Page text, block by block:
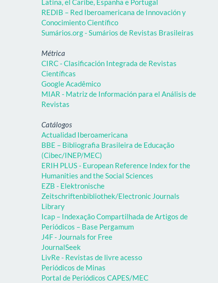
Latina, el Caribe, Espanha e Portugal
REDIB – Red Iberoamericana de Innovación y
Conocimiento Científico
Sumários.org - Sumários de Revistas Brasileiras
Métrica
CIRC - Clasificación Integrada de Revistas
Científicas
Google Acadêmico
MIAR - Matriz de Información para el Análisis de
Revistas
Catálogos
Actualidad Iberoamericana
BBE – Bibliografia Brasileira de Educação
(Cibec/INEP/MEC)
ERIH PLUS - European Reference Index for the
Humanities and the Social Sciences
EZB - Elektronische
Zeitschriftenbibliothek/Electronic Journals
Library
Icap – Indexação Compartilhada de Artigos de
Periódicos – Base Pergamum
J4F - Journals for Free
JournalSeek
LivRe - Revistas de livre acesso
Periódicos de Minas
Portal de Periódicos CAPES/MEC